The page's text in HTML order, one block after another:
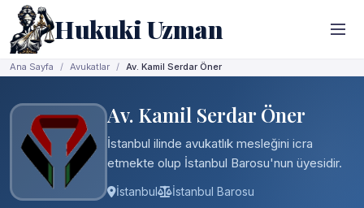
Hukuki Uzman
Ana Sayfa Avukatlar Av. Kamil Serdar Öner
Av. Kamil Serdar Öner
İstanbul ilinde avukatlık mesleğini icra
etmekte olup İstanbul Barosu'nun üyesidir.
İstanbul İstanbul Barosu